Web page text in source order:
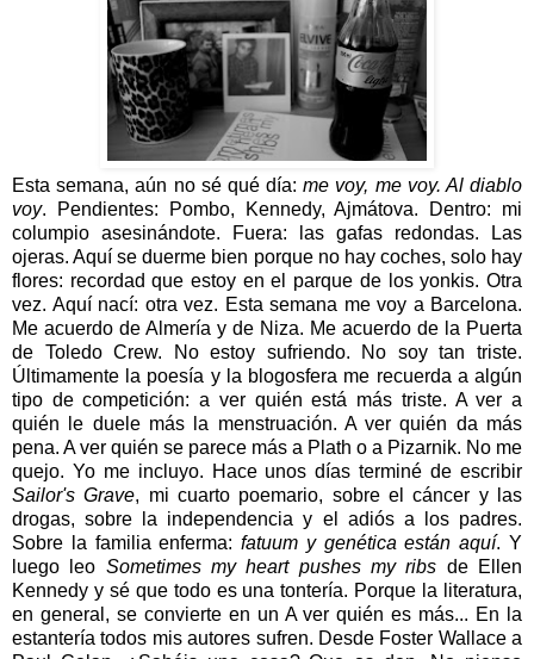
Esta semana, aún no sé qué día:me voy, me voy. Al diablo
voy. Pendientes: Pombo, Kennedy, Ajmátova. Dentro: mi
columpio asesinándote. Fuera: las gafas redondas. Las
ojeras. Aquí se duerme bien porque no hay coches, solo hay
flores: recordad que estoy en el parque de los yonkis. Otra
vez. Aquí nací: otra vez. Esta semana me voy a Barcelona.
Me acuerdo de Almería y de Niza. Me acuerdo de la Puerta
de Toledo Crew. No estoy sufriendo. No soy tan triste.
Últimamente la poesía y la blogosfera me recuerda a algún
tipo de competición: a ver quién está más triste. A ver a
quién le duele más la menstruación. A ver quién da más
pena. A ver quién se parece más a Plath o a Pizarnik. No me
quejo. Yo me incluyo. Hace unos días terminé de escribir
Sailor's Grave, mi cuarto poemario, sobre el cáncer y las
drogas, sobre la independencia y el adiós a los padres.
Sobre la familia enferma:fatuum y genética están aquí. Y
luego leo Sometimes my heart pushes my ribs de Ellen
Kennedy y sé que todo es una tontería. Porque la literatura,
en general, se convierte en un A ver quién es más... En la
estantería todos mis autores sufren. Desde Foster Wallace a